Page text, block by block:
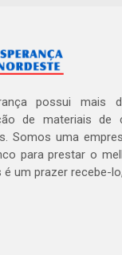
possui mais
de materiais de
Somos uma
para prestar o
é um prazer recebe-